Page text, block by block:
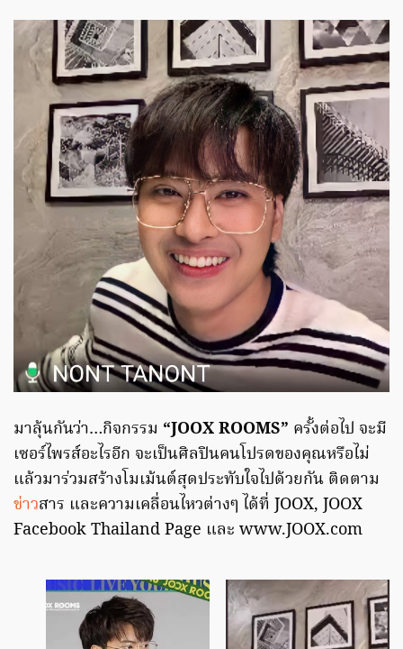
มาลุ้นกันว่า…กิจกรรม “JOOX ROOMS” ครั้งต่อไป จะมี
เซอร์ไพรส์อะไรอีก จะเป็นศิลปินคนโปรดของคุณหรือไม่
แล้วมาร่วมสร้างโมเม้นต์สุดประทับใจไปด้วยกัน ติดตาม
ข่าวสาร และความเคลื่อนไหวต่างๆ ได้ที่ JOOX, JOOX
Facebook Thailand Page และ www.JOOX.com